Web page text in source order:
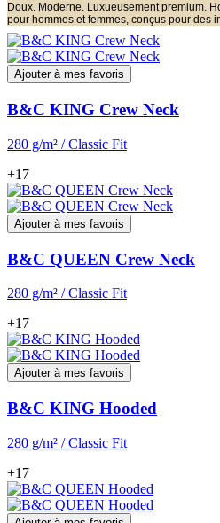
Doux. Moderne. Luxueusement premium.
pour hommes et femmes, conçus pour des
Ajouter à mes favoris
B&C KING Crew Neck
280 g/m² / Classic Fit
+17
Ajouter à mes favoris
B&C QUEEN Crew Neck
280 g/m² / Classic Fit
+17
Ajouter à mes favoris
B&C KING Hooded
280 g/m² / Classic Fit
+17